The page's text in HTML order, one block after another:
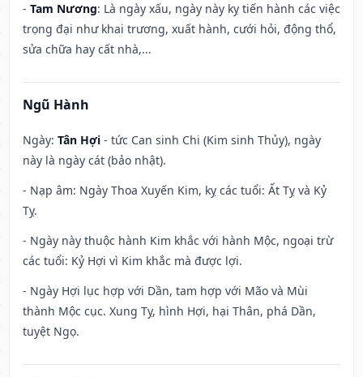
- Tam Nương: Là ngày xấu, ngày này kỵ tiến hành các việc
trọng đại như khai trương, xuất hành, cưới hỏi, động thổ,
sửa chữa hay cất nhà,...
Ngũ Hành
Ngày: Tân Hợi - tức Can sinh Chi (Kim sinh Thủy), ngày
này là ngày cát (bảo nhật).
- Nạp âm: Ngày Thoa Xuyến Kim, kỵ các tuổi: Ất Tỵ và Kỷ
Tỵ.
- Ngày này thuộc hành Kim khắc với hành Mộc, ngoại trừ
các tuổi: Kỷ Hợi vì Kim khắc mà được lợi.
- Ngày Hợi lục hợp với Dần, tam hợp với Mão và Mùi
thành Mộc cục. Xung Tỵ, hình Hợi, hại Thân, phá Dần,
tuyệt Ngọ.